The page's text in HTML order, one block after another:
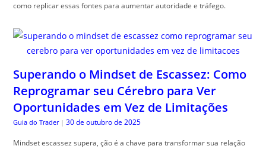
como replicar essas fontes para aumentar autoridade e tráfego.
Superando o Mindset de Escassez: Como
Reprogramar seu Cérebro para Ver
Oportunidades em Vez de Limitações
Guia do Trader | 30 de outubro de 2025
Mindset escassez supera, ção é a chave para transformar sua relação